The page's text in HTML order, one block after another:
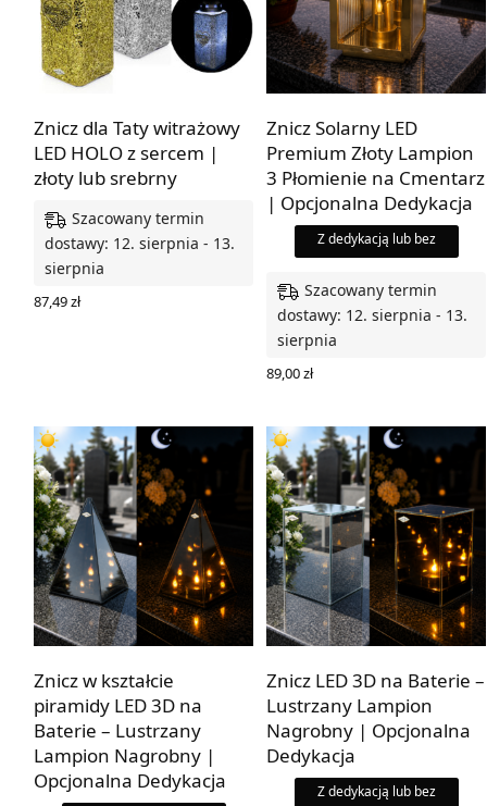
Znicz dla Taty witrażowy
LED HOLO z sercem |
złoty lub srebrny
Szacowany termin
dostawy: 12. sierpnia - 13.
sierpnia
87,49zł
Znicz Solarny LED
Premium Złoty Lampion
3 Płomienie na Cmentarz
| Opcjonalna Dedykacja
Z dedykacją lub bez
Szacowany termin
dostawy: 12. sierpnia - 13.
sierpnia
89,00zł
Znicz w kształcie
piramidy LED 3D na
Baterie – Lustrzany
Lampion Nagrobny |
Opcjonalna Dedykacja
Znicz LED 3D na Baterie –
Lustrzany Lampion
Nagrobny | Opcjonalna
Dedykacja
Z dedykacją lub bez